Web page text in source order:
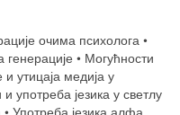
очима психолога •
• Могућности
утицаја медија у
употреба језика у светлу
• Употреба језика алфа